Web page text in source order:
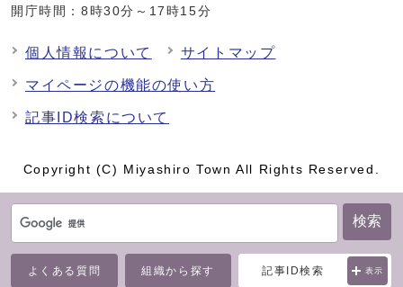
検索
よくある質問 組織から探す 記事ID検索 表示
開庁時間：8時30分～17時15分
個人情報について サイトマップ
マイページの機能の使い方
記事ID検索について
Copyright (C) Miyashiro Town All Rights Reserved.